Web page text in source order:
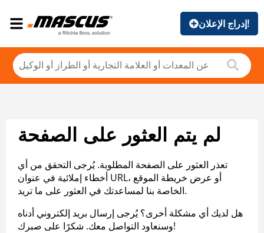
إدراج الإعلان!
لم يتم العثور على الصفحة
تعذر العثور على الصفحة المطلوبة. يُرجى التحقق من أي
أخطاء إملائية في عنوان URL، أو عرض خريطة الموقع
الخاصة بنا لمساعدتك في العثور على ما تريد.
هل لديك أي مشكلة أخرى؟ يُرجى إرسال بريد إلكتروني أدناه
وسنعاود التواصل معك. شكرًا على صبرك!